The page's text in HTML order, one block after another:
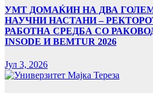
УMТ ДОМАЌИН НА ДВА
НАУЧНИ НАСТАНИ –
РАБОТНА СРЕДБА СО
INSODE И BEMTUR 2026
Јул 3, 2026